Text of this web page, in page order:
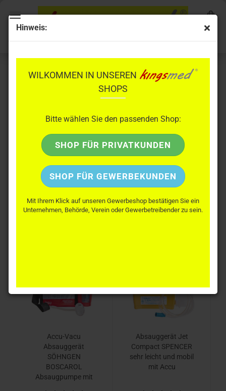
Hinweis:
WILKOMMEN IN UNSEREN
SHOPS
Bitte wählen Sie den passenden Shop:
SHOP FÜR PRIVATKUNDEN
SHOP FÜR GEWERBEKUNDEN
Mit Ihrem Klick auf unseren Gewerbeshop bestätigen Sie ein
Unternehmen, Behörde, Verein oder Gewerbetreibender zu sein.
ABSAUGPUMPEN
Sortieren nach
Sortieren nach Alle Hersteller
pro Seite
56 pro Seite
pro Seite
Accu-Vacu
Absauggerät
SÖHNGEN
BOSCAROL
Absaugpumpe mit
Absauggerät Jet
Compact SPENCER
sehr leicht und mobil
mit Accu